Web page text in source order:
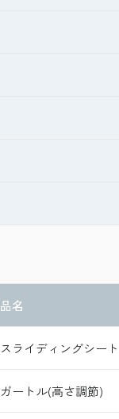
品名
スライディングシート
ガートル(高さ調節)